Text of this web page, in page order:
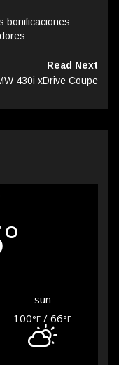
bonificaciones
Read Next
430i xDrive Coupe
sun
100°F / 66°F